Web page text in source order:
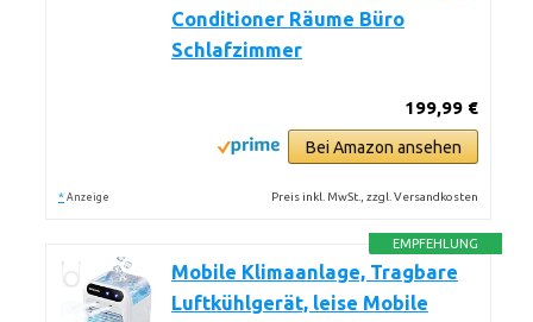
Conditioner Räume Büro
Schlafzimmer
199,99 €
Bei Amazon ansehen
* Anzeige Preis inkl. MwSt., zzgl. Versandkosten
EMPFEHLUNG
Mobile Klimaanlage, Tragbare
Luftkühlgerät, leise Mobile